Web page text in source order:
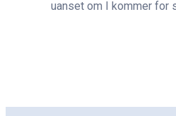
uanset om I kommer for